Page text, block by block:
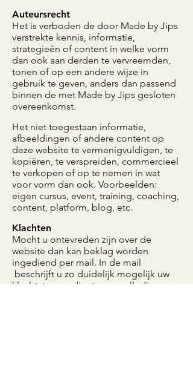
Auteursrecht
Het is verboden de door Made by Jips
verstrekte kennis, informatie,
strategieën of content in welke vorm
dan ook aan derden te vervreemden,
tonen of op een andere wijze in
gebruik te geven, anders dan passend
binnen de met Made by Jips gesloten
overeenkomst.
Het niet toegestaan informatie,
afbeeldingen of andere content op
deze website te vermenigvuldigen, te
kopiëren, te verspreiden, commercieel
te verkopen of op te nemen in wat
voor vorm dan ook. Voorbeelden:
eigen cursus, event, training, coaching,
content, platform, blog, etc.
Klachten
Mocht u ontevreden zijn over de
website dan kan beklag worden
ingediend per mail. In de mail
beschrijft u zo duidelijk mogelijk uw
klacht, tevens dient u uw volledige